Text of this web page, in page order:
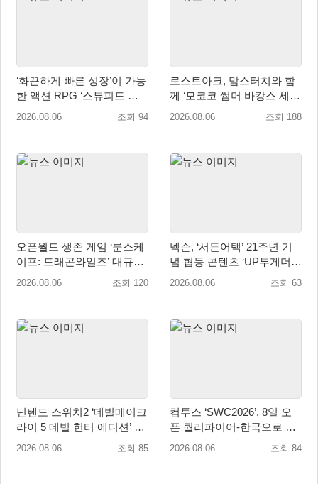
‘화끈하게 빠른 성장’이 가능
한 액션 RPG ‘스튜피드 네
버 다이즈’ 패키지판 예약판
2026.08.06 조회 94
로스트아크, 맘스터치와 함
께 ‘모코코 썸머 바캉스 세
트’ 출시
2026.08.06 조회 188
오픈월드 생존 게임 ‘룬스케
이프: 드래곤와일즈’ 대규모
유저 편의성 개선 및 사이드
2026.08.06 조회 120
넥슨, ‘서든어택’ 21주년 기
념 협동 콘텐츠 ‘UP투게더’
업데이트
2026.08.06 조회 63
닌텐도 스위치2 ‘데빌메이크
라이 5 데빌 헌터 에디션’ 패
키지 제품 8월 7일 예약판매
2026.08.06 조회 85
컴투스 ‘SWC2026’, 8일 오
픈 퀄리파이어-한국으로 시
즌 개막!
2026.08.06 조회 84